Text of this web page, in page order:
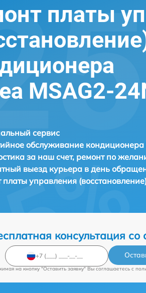
платы
MSAG2-
сервис
обслуживание кондиционера
за наш счет, ремонт по
выезд курьера в день
платы управления
консультация со
на кнопку "Оставить заявку" Вы соглашаетесь c